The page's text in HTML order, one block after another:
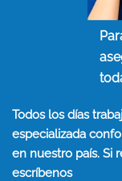
Todos los días
especializada
en nuestro país. Si
escríbenos